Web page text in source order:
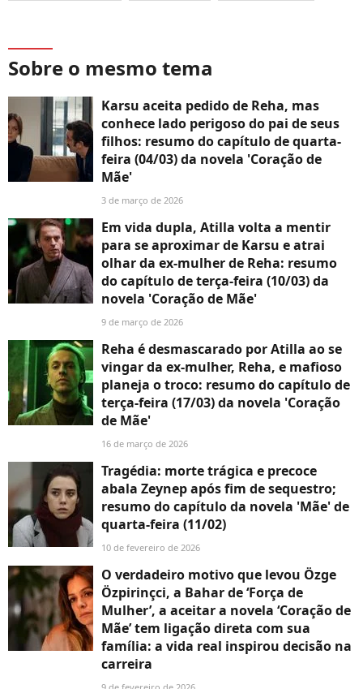
Sobre o mesmo tema
Karsu aceita pedido de Reha, mas
conhece lado perigoso do pai de seus
filhos: resumo do capítulo de quarta-
feira (04/03) da novela 'Coração de
Mãe'
3 de março de 2026
Em vida dupla, Atilla volta a mentir
para se aproximar de Karsu e atrai
olhar da ex-mulher de Reha: resumo
do capítulo de terça-feira (10/03) da
novela 'Coração de Mãe'
9 de março de 2026
Reha é desmascarado por Atilla ao se
vingar da ex-mulher, Reha, e mafioso
planeja o troco: resumo do capítulo de
terça-feira (17/03) da novela 'Coração
de Mãe'
16 de março de 2026
Tragédia: morte trágica e precoce
abala Zeynep após fim de sequestro;
resumo do capítulo da novela 'Mãe' de
quarta-feira (11/02)
10 de fevereiro de 2026
O verdadeiro motivo que levou Özge
Özpirinçci, a Bahar de ‘Força de
Mulher’, a aceitar a novela ‘Coração de
Mãe’ tem ligação direta com sua
família: a vida real inspirou decisão na
carreira